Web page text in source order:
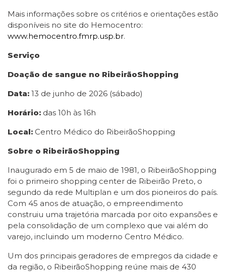
Mais informações sobre os critérios e orientações estão
disponíveis no site do Hemocentro:
www.hemocentro.fmrp.usp.br.
Serviço
Doação de sangue no RibeirãoShopping
Data: 13 de junho de 2026 (sábado)
Horário: das 10h às 16h
Local: Centro Médico do RibeirãoShopping
Sobre o RibeirãoShopping
Inaugurado em 5 de maio de 1981, o RibeirãoShopping
foi o primeiro shopping center de Ribeirão Preto, o
segundo da rede Multiplan e um dos pioneiros do país.
Com 45 anos de atuação, o empreendimento
construiu uma trajetória marcada por oito expansões e
pela consolidação de um complexo que vai além do
varejo, incluindo um moderno Centro Médico.
Um dos principais geradores de empregos da cidade e
da região, o RibeirãoShopping reúne mais de 430